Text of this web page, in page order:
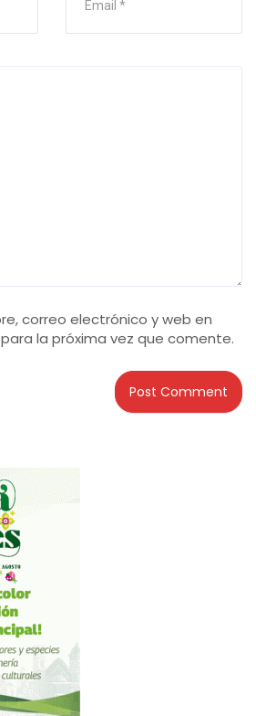
correo electrónico y web en
la próxima vez que comente.